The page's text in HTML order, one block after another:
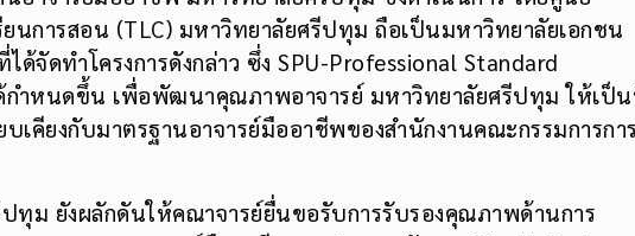
นอาจารย์มืออาชีพ มหาวิทยาลัยศรีปทุม ซึ่งดำเนินการ โดยศูนย์
นการสอน (TLC) มหาวิทยาลัยศรีปทุม ถือเป็นมหาวิทยาลัยเอกชน
ด้จัดทำโครงการดังกล่าว ซึ่ง SPU-Professional Standard
ด้กำหนดขึ้น เพื่อพัฒนาคุณภาพอาจารย์ มหาวิทยาลัยศรีปทุม ให้เป็นที่
เคียงกับมาตรฐานอาจารย์มืออาชีพของสำนักงานคณะกรรมการการ